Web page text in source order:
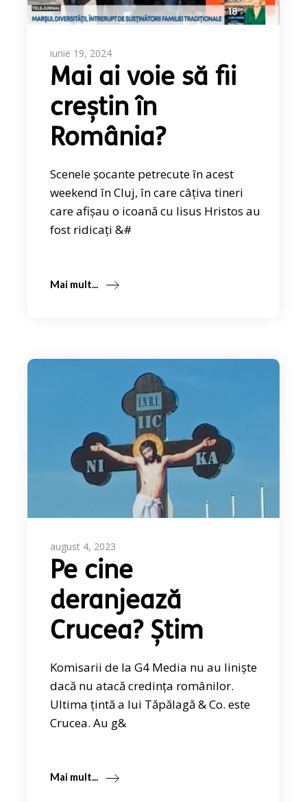
iunie 19, 2024
Mai ai voie să fii
creștin în
România?
Scenele șocante petrecute în acest
weekend în Cluj, în care câțiva tineri
care afișau o icoană cu Iisus Hristos au
fost ridicați &#
Mai mult...
august 4, 2023
Pe cine
deranjează
Crucea? Știm
Komisarii de la G4 Media nu au liniște
dacă nu atacă credința românilor.
Ultima țintă a lui Tăpălagă & Co. este
Crucea. Au g&
Mai mult...